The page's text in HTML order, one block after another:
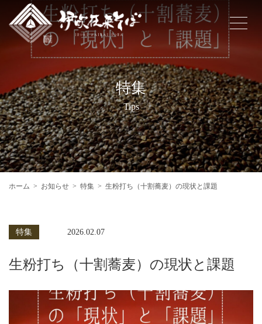
特集
Tips
ホーム お知らせ 特集 生粉打ち（十割蕎麦）の現状と課題
特集 2026.02.07
生粉打ち（十割蕎麦）の現状と課題